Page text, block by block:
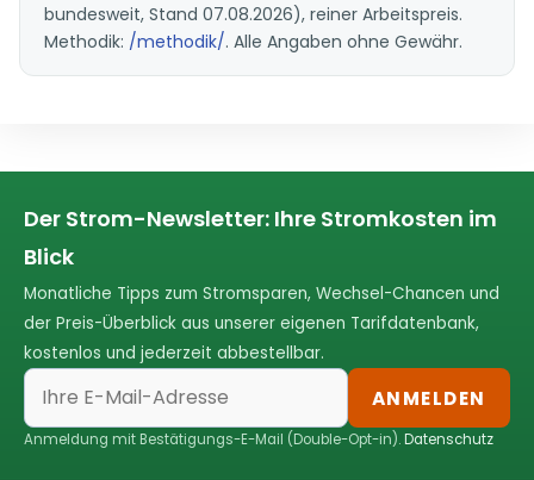
bundesweit, Stand 07.08.2026), reiner Arbeitspreis.
Methodik: /methodik/. Alle Angaben ohne Gewähr.
Der Strom-Newsletter: Ihre Stromkosten im
Blick
Monatliche Tipps zum Stromsparen, Wechsel-Chancen und
der Preis-Überblick aus unserer eigenen Tarifdatenbank,
kostenlos und jederzeit abbestellbar.
ANMELDEN
Anmeldung mit Bestätigungs-E-Mail (Double-Opt-in).Datenschutz